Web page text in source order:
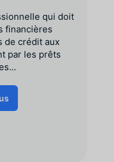
qui doit
financières
de crédit aux
par les prêts